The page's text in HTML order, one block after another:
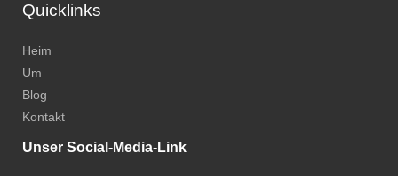
Quicklinks
Heim
Um
Blog
Kontakt
Unser Social-Media-Link